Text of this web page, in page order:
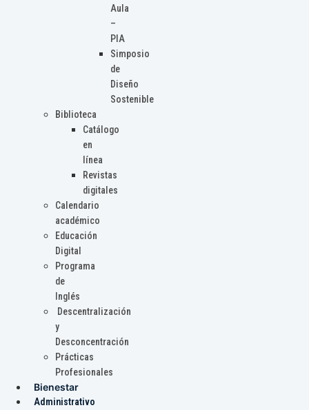
Aula
–
PIA
Simposio
de
Diseño
Sostenible
Biblioteca
Catálogo
en
línea
Revistas
digitales
Calendario
académico
Educación
Digital
Programa
de
Inglés
Descentralización
y
Desconcentración
Prácticas
Profesionales
Bienestar
Administrativo